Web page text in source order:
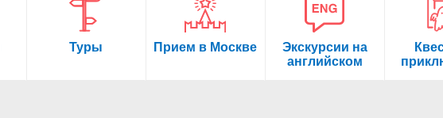
Туры Прием в Москве
Экскурсии на
английском